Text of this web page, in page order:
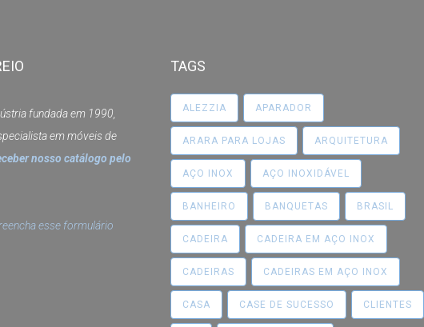
fundada em 1990,
em móveis de
nosso catálogo pelo
esse formulário
TAGS
ALEZZIA APARADOR
ARARA PARA LOJAS ARQUITETURA
AÇO INOX AÇO INOXIDÁVEL
BANHEIRO BANQUETAS BRASIL
CADEIRA CADEIRA EM AÇO INOX
CADEIRAS CADEIRAS EM AÇO INOX
CASA CASE DE SUCESSO CLIENTES